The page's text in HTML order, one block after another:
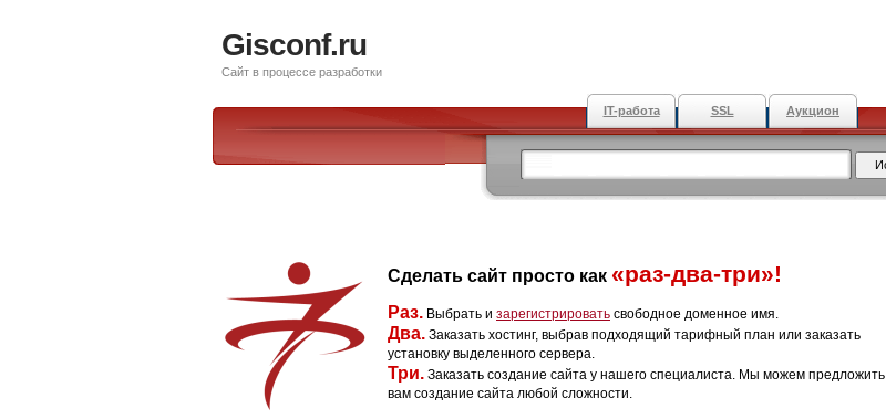
Gisconf.ru
Сайт в процессе разработки
IT-работа SSL Аукцион
Сделать сайт просто как «раз-два-три»!
Раз. Выбрать и зарегистрировать свободное доменное имя.
Два. Заказать хостинг, выбрав подходящий тарифный план или заказать
установку выделенного сервера.
Три. Заказать создание сайта у нашего специалиста. Мы можем предложить
вам создание сайта любой сложности.